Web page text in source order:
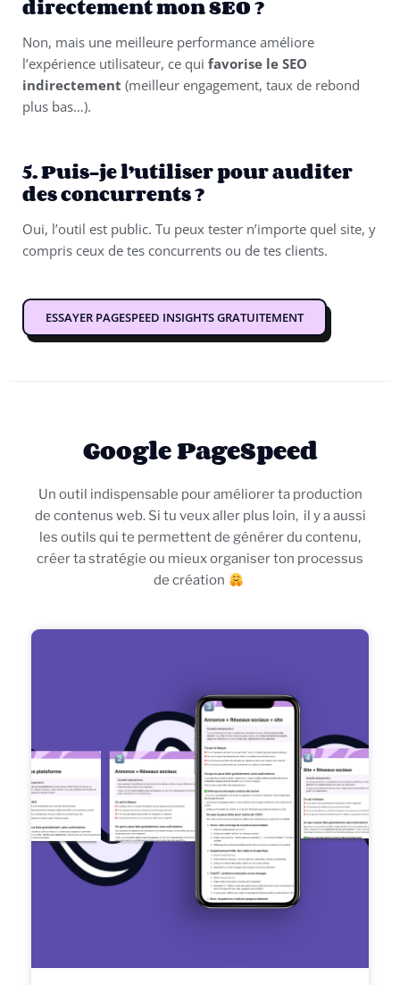
directement mon SEO ?
Non, mais une meilleure performance améliore
l’expérience utilisateur, ce qui favorise le SEO
indirectement (meilleur engagement, taux de rebond
plus bas…).
5. Puis-je l’utiliser pour auditer
des concurrents ?
Oui, l’outil est public. Tu peux tester n’importe quel site, y
compris ceux de tes concurrents ou de tes clients.
ESSAYER PAGESPEED INSIGHTS GRATUITEMENT
Google PageSpeed
Un outil indispensable pour améliorer ta production
de contenus web. Si tu veux aller plus loin, il y a aussi
les outils qui te permettent de générer du contenu,
créer ta stratégie ou mieux organiser ton processus
de création